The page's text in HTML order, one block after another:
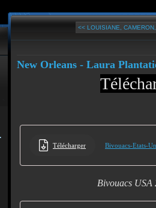
<< LOUISIANE,
New Orleans - Laura
Télécharger Bivouacs-Etats-
Bivouacs